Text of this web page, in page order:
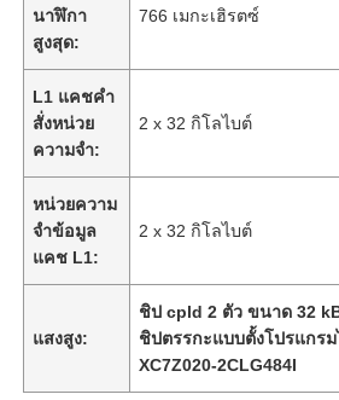
นาฬิกา
สูงสุด:
766 เมกะเฮิรตซ์
L1 แคชคำ
สั่งหน่วย
ความจำ:
2 x 32 กิโลไบต์
หน่วยความ
จำข้อมูล
แคช L1:
2 x 32 กิโลไบต์
แสงสูง:
ชิป cpld 2 ตัว ขนาด 32
ชิปตรรกะแบบตั้งโปรแกรม
XC7Z020-2CLG484I